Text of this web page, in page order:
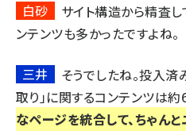
白砂
サイト構造から精査
ンテンツも多かったですよね。
三井
そうでしたね。投入
取り」に関するコンテンツは約
なページを統合して、ちゃん